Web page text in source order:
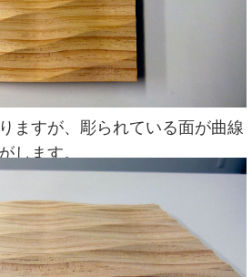
ますが、彫られている面が曲線
します。